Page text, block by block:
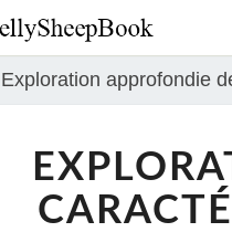
Exploration approfondie